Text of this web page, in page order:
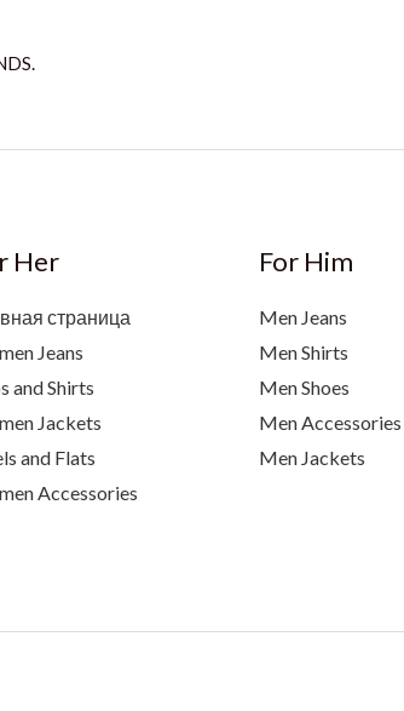
Her
страница
Jeans
and Shirts
Jackets
and Flats
Accessories
For Him
Men Jeans
Men Shirts
Men Shoes
Men Accessories
Men Jackets